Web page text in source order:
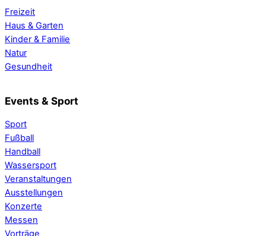
Freizeit
Haus & Garten
Kinder & Familie
Natur
Gesundheit
Events & Sport
Sport
Fußball
Handball
Wassersport
Veranstaltungen
Ausstellungen
Konzerte
Messen
Vorträge